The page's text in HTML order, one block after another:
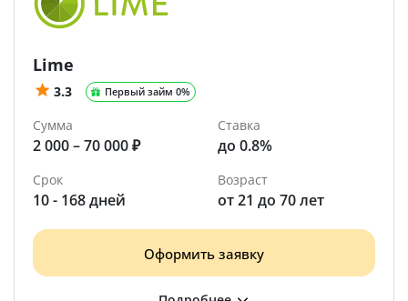
Lime
3.3 Первый займ 0%
Сумма
2 000 – 70 000 ₽
Ставка
до 0.8%
Срок
10 - 168 дней
Возраст
от 21 до 70 лет
Оформить заявку